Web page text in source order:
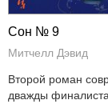
Сон № 9
Митчелл Дэвид
Второй роман
дважды